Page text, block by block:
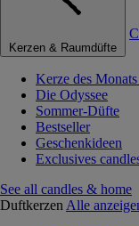
Kerzen & Raumdüfte
Kerze des
Die Odyssee
Sommer-Düfte
Bestseller
Geschenkideen
Exclusives
See all candles & home
Duftkerzen Alle